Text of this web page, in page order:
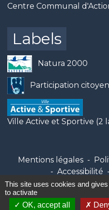
Centre Communal
Labels
Natura 2000
Participation
Ville Active et Sportive (2
Mentions légales -
- Accessibilité -
Gestion
Site créé en partenariat
This site uses cookies and
to activate
OK, accept all